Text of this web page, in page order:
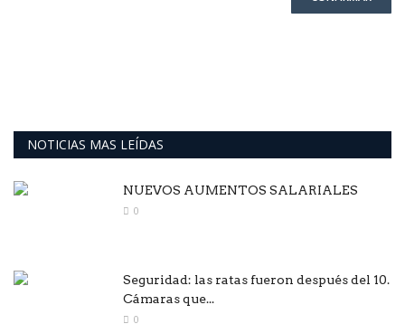
NOTICIAS MAS LEÍDAS
NUEVOS AUMENTOS SALARIALES
0
Seguridad: las ratas fueron después del 10.
Cámaras que...
0